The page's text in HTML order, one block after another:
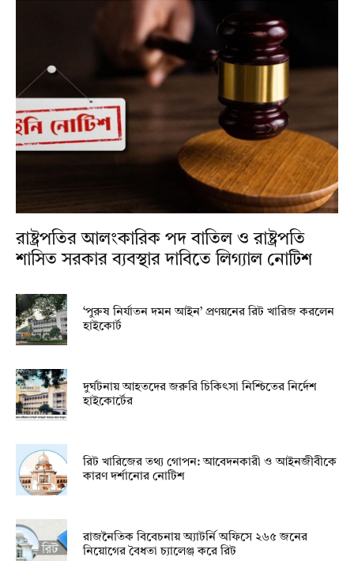
রাষ্ট্রপতির আলংকারিক পদ বাতিল ও রাষ্ট্রপতি
শাসিত সরকার ব্যবস্থার দাবিতে লিগ্যাল নোটিশ
‘পুরুষ নির্যাতন দমন আইন’ প্রণয়নের রিট খারিজ করলেন
হাইকোর্ট
দুর্ঘটনায় আহতদের জরুরি চিকিৎসা নিশ্চিতের নির্দেশ
হাইকোর্টের
রিট খারিজের তথ্য গোপন: আবেদনকারী ও আইনজীবীকে
কারণ দর্শানোর নোটিশ
রাজনৈতিক বিবেচনায় অ‍্যাটর্নি অফিসে ২৬৫ জনের
নিয়োগের বৈধতা চ্যালেঞ্জ করে রিট